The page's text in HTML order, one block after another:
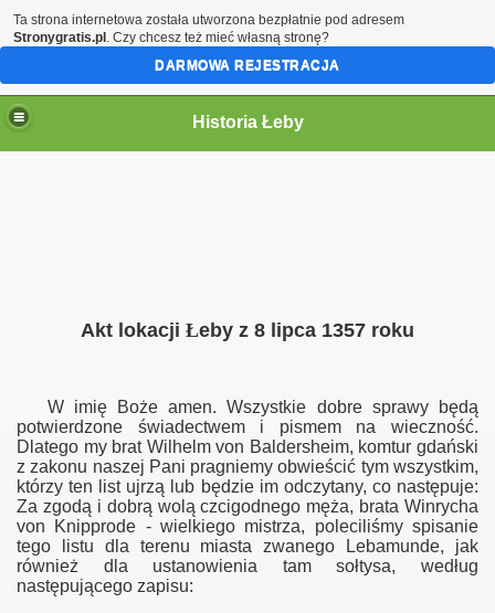
Historia Łeby
Akt lokacji Łeby z 8 lipca 1357 roku
W imię Boże amen. Wszystkie dobre sprawy będą
potwierdzone świadectwem i pismem na wieczność.
Dlatego my brat Wilhelm von Baldersheim, komtur gdański
z zakonu naszej Pani pragniemy obwieścić tymwszystkim,
którzy ten list ujrzą lub będzie im odczytany, co następuje:
Za zgodą i dobrą wolą czcigodnego męża, brata Winrycha
von Knipprode -wielkiego mistrza, poleciliśmy spisanie
tego listu dla terenu miasta zwanego Lebamunde, jak
również dla ustanowienia tam sołtysa, według
następującego zapisu:
Ta strona internetowa została utworzona bezpłatnie pod adresem
Stronygratis.pl . Czy chcesz też mieć własną stronę?
DARMOWA REJESTRACJA